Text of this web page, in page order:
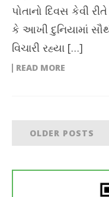
પોતાનો દિવસ કેવી
કે આખી દુનિયામાં
વિચારી રહ્યા […]
READ MORE
OLDER POSTS